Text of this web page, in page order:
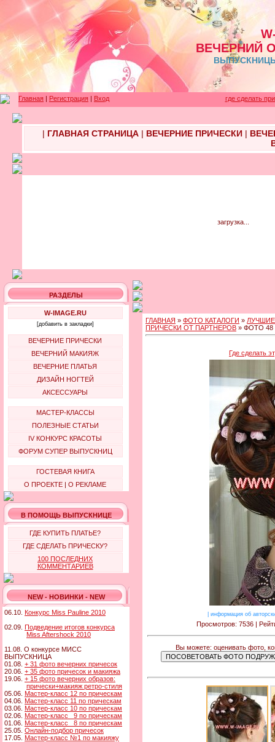
ВЕЧЕРНИЙ
Главная | Регистрация | Вход где сделать
| ГЛАВНАЯ СТРАНИЦА| ВЕЧЕРНИЕ ПРИЧЕСКИ|
загрузка...
РАЗДЕЛЫ
W-IMAGE.RU
[добавить в закладки]
ВЕЧЕРНИЕ ПРИЧЕСКИ
ВЕЧЕРНИЙ МАКИЯЖ
ВЕЧЕРНИЕ ПЛАТЬЯ
ДИЗАЙН НОГТЕЙ
АКСЕССУАРЫ
МАСТЕР-КЛАССЫ
ПОЛЕЗНЫЕ СТАТЬИ
IV КОНКУРС КРАСОТЫ
ФОРУМ СУПЕР ВЫПУСКНИЦ
ГОСТЕВАЯ КНИГА
О ПРОЕКТЕ | О РЕКЛАМЕ
В ПОМОЩЬ ВЫПУСКНИЦЕ
ГДЕ КУПИТЬ ПЛАТЬЕ?
ГДЕ СДЕЛАТЬ ПРИЧЕСКУ?
100 ПОСЛЕДНИХ
КОММЕНТАРИЕВ
NEW - НОВИНКИ - NEW
06.10. Конкурс Miss Pauline 2010
02.09. Подведение итогов конкурса
Miss Aftershock 2010
11.08. О конкурсе МИСС
ВЫПУСКНИЦА
01.08. + 31 фото вечерних причесок
20.06. + 35 фото причесок и макияжа
19.06. + 15 фото вечерних образов:
прически+макияж ретро-стиля
05.06. Мастер-класс 12 по прическам
04.06. Мастер-класс 11 по прическам
03.06. Мастер-класс 10 по прическам
02.06. Мастер-класс 9 по прическам
01.06. Мастер-класс 8 по прическам
25.05. Онлайн-подбор причесок
17.05. Мастер-класс №1 по макияжу
ГЛАВНАЯ » ФОТО КАТАЛОГИ »
ПРИЧЕСКИ ОТ ПАРТНЕРОВ » ФОТО 48
Где сделать
информация об
Просмотров: 7536 |
Вы можете: оценивать фото,